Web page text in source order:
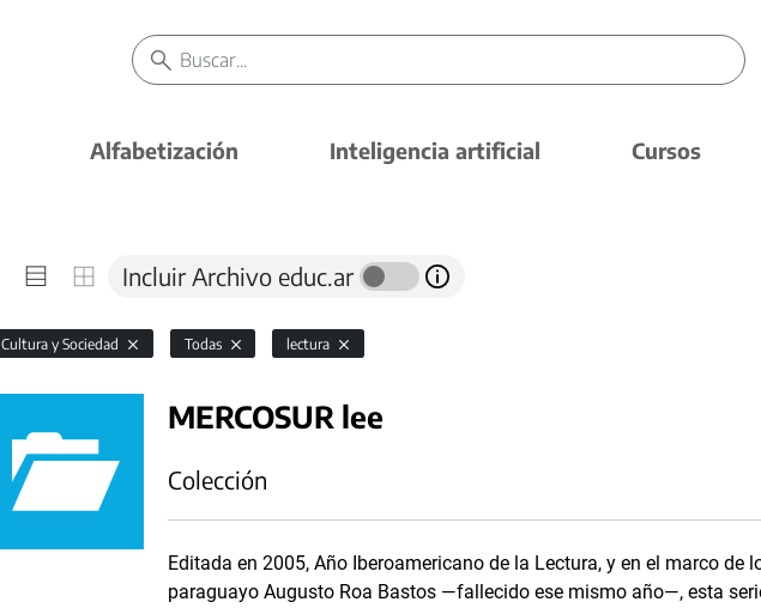
Alfabetización Inteligencia artificial Cursos
Incluir Archivo educ.ar
Cultura y Sociedad Todas lectura
MERCOSUR lee
Colección
Editada en 2005, Año Iberoamericano de la Lectura, y en el marco de
paraguayo Augusto Roa Bastos —fallecido ese mismo año—, esta